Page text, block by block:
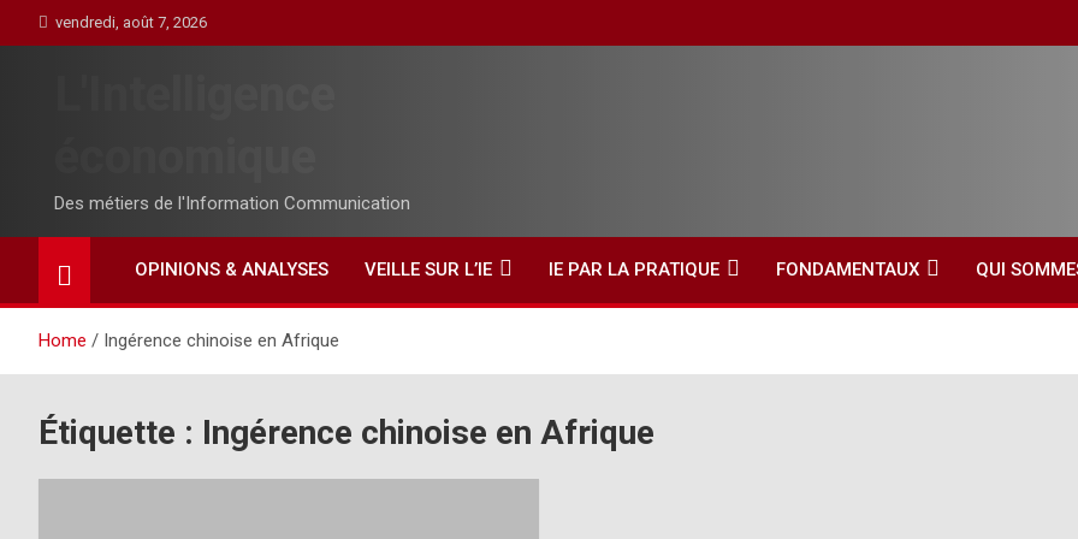
to
vendredi, août 7, 2026
Des métiers de l'Information Communication
OPINIONS & ANALYSES VEILLE SUR L’IE IE PAR LA PRATIQUE FONDAMENTAUX QUI
Home Ingérence chinoise en Afrique
Étiquette : Ingérence chinoise en Afrique